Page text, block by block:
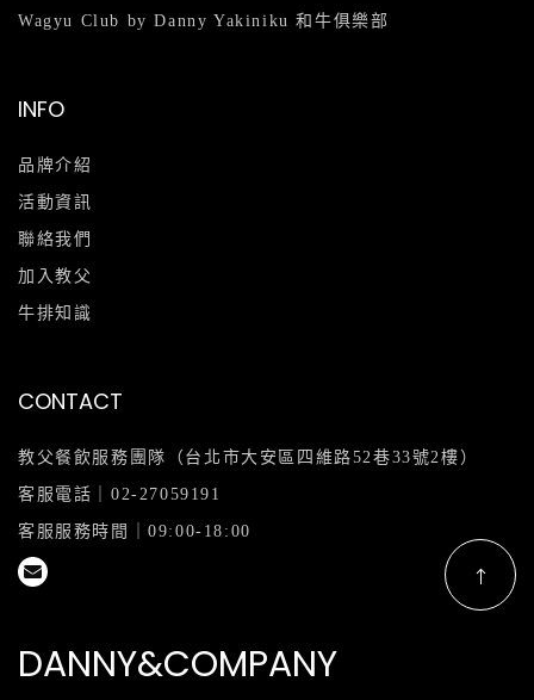
Wagyu Club by Danny Yakiniku 和牛俱樂部
INFO
品牌介紹
活動資訊
聯絡我們
加入教父
牛排知識
CONTACT
教父餐飲服務團隊（台北市大安區四維路52巷33號2樓）
客服電話｜ 02-27059191
客服服務時間｜09:00-18:00
DANNY&COMPANY